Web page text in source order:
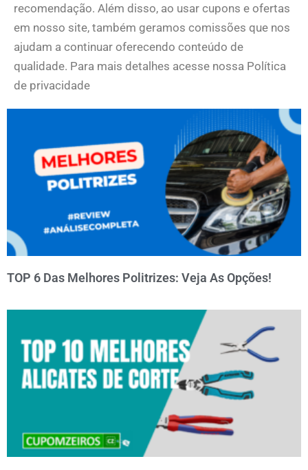
recomendação. Além disso, ao usar cupons e ofertas
em nosso site, também geramos comissões que nos
ajudam a continuar oferecendo conteúdo de
qualidade. Para mais detalhes acesse nossa Política
de privacidade
TOP 6 Das Melhores Politrizes: Veja As Opções!